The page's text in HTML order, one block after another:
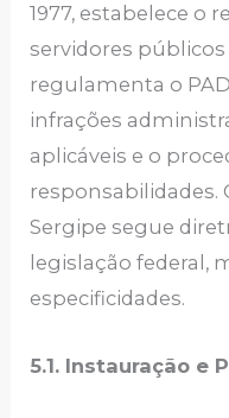
1977, estabelece o
servidores públicos
regulamenta o
infrações
aplicáveis e o
responsabilidades.
Sergipe segue
legislação federal,
especificidades.
5.1. Instauração e